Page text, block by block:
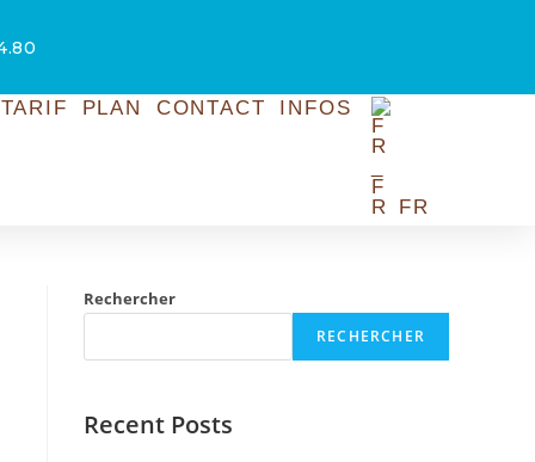
PLAN CONTACT INFOS
FR
Rechercher
RECHERCHER
Recent Posts